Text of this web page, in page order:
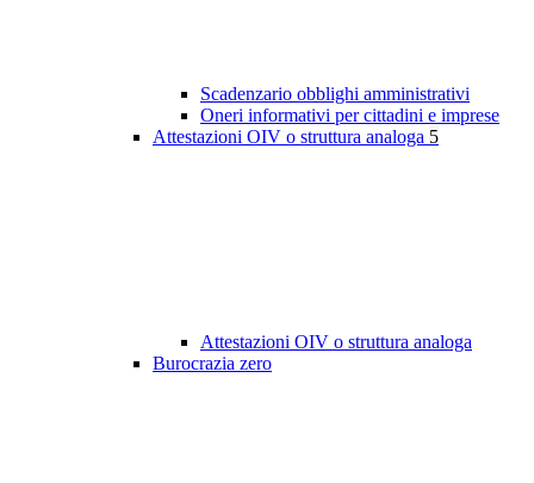
Scadenzario obblighi amministrativi
Oneri informativi per cittadini e imprese
Attestazioni OIV o struttura analoga 5
Attestazioni OIV o struttura analoga
Burocrazia zero